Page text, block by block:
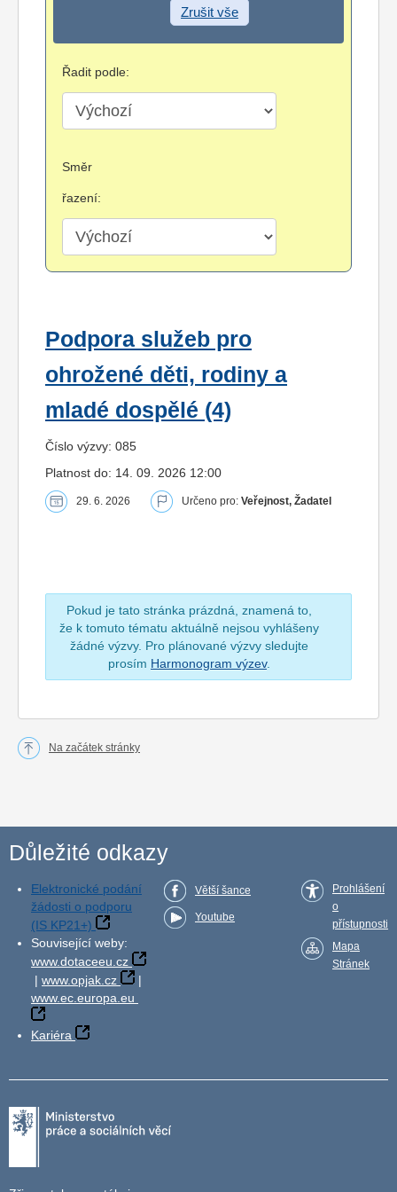
Zrušit vše
Řadit podle:
Směr
řazení:
Podpora služeb pro
ohrožené děti, rodiny a
mladé dospělé (4)
Číslo výzvy: 085
Platnost do: 14. 09. 2026 12:00
29. 6. 2026 Určeno pro: Veřejnost, Žadatel
Pokud je tato stránka prázdná, znamená to,
že k tomuto tématu aktuálně nejsou vyhlášeny
žádné výzvy. Pro plánované výzvy sledujte
prosím Harmonogram výzev.
Na začátek stránky
Důležité odkazy
Elektronické podání
žádosti o podporu
(IS KP21+)
Související weby:
www.dotaceeu.cz
| www.opjak.cz
|
www.ec.europa.eu
Kariéra
Větší šance
Youtube
Prohlášení
o
přístupnosti
Mapa
Stránek